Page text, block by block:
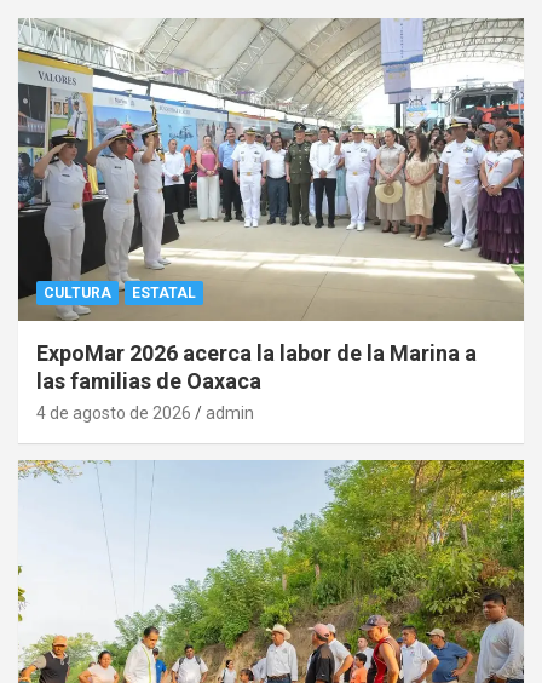
CULTURA ESTATAL
ExpoMar 2026 acerca la labor de la Marina a
las familias de Oaxaca
4 de agosto de 2026 admin